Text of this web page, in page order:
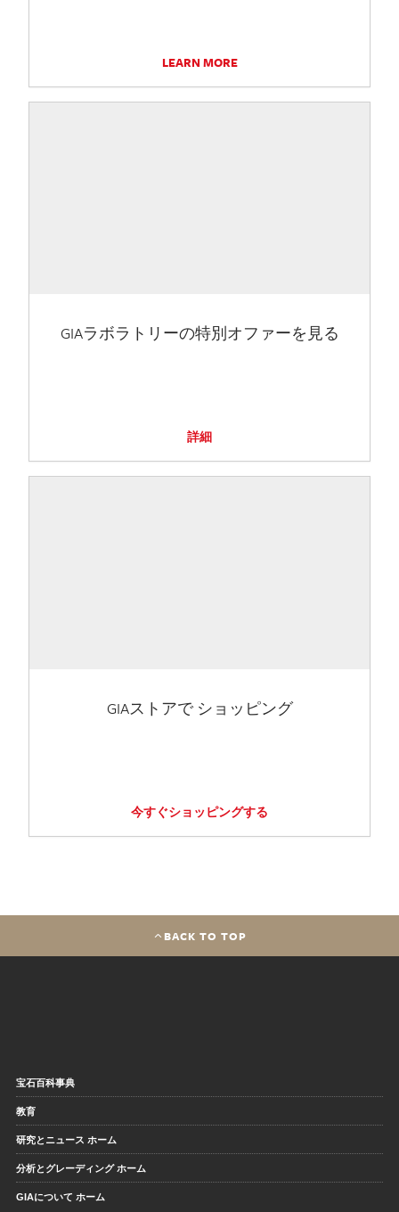
LEARN MORE
GIAラボラトリーの特別オファーを見る
詳細
GIAストアで ショッピング
今すぐショッピングする
BACK TO TOP
宝石百科事典
教育
研究とニュース ホーム
分析とグレーディング ホーム
GIAについて ホーム